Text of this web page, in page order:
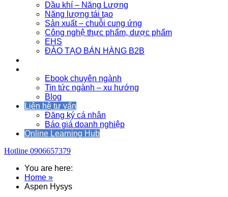
Dầu khí – Năng Lượng
Năng lượng tái tạo
Sản xuất – chuỗi cung ứng
Công nghệ thực phẩm, dược phẩm
EHS
ĐÀO TẠO BÁN HÀNG B2B
Ebook chuyên ngành
Tin tức ngành – xu hướng
Blog
Liên hệ tư vấn
Đăng ký cá nhân
Báo giá doanh nghiệp
Online Learning Hub
Hotline 0906657379
You are here:
Home »
Aspen Hysys